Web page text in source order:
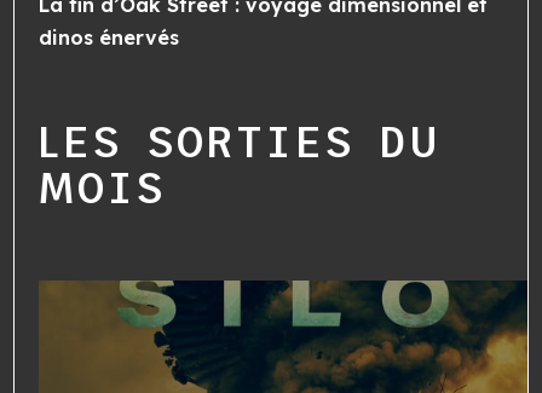
dinos énervés
LES SORTIES DU
MOIS